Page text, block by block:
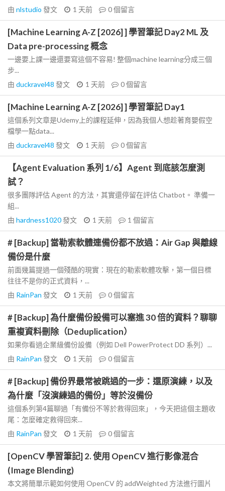
由 nlstudio 發文 1 天前 0個留言
[Machine Learning A-Z [2026] ] 學習筆記 Day2 ML 及
Data pre-processing 概念
一邊要上課一邊還要寫這個不容易! 整個machine learning分成三個
步...
由 duckravel48 發文 1 天前 0個留言
[Machine Learning A-Z [2026] ] 學習筆記 Day1
這個系列文章是Udemy上的課程延伸，因為我個人想趁著育嬰假空
檔學一點data...
由 duckravel48 發文 1 天前 0個留言
【Agent Evaluation 系列 1/6】Agent 到底該怎麼測
試？
很多團隊評估 Agent 的方法，其實還停留在評估 Chatbot。 準備一
組...
由 hardness1020發文 1 天前 1 個留言
# [Backup] 當勒索軟體連備份都不放過：Air Gap 與離線
備份是什麼
前面幾篇提過一個殘酷的現實：現在的勒索軟體攻擊，第一個目標
往往不是你的正式資料，...
由 RainPan 發文 1 天前 0個留言
# [Backup] 為什麼備份設備可以塞進 30 倍的資料？聊聊
重複資料刪除（Deduplication）
如果你看過企業級備份設備（例如 Dell PowerProtect DD 系列）...
由 RainPan 發文 1 天前 0個留言
# [Backup] 備份界最常被跳過的一步：還原演練，以及
為什麼「沒演練過的備份」等於沒備份
這個系列第4篇聊過「有備份不等於救得回來」，今天把這個主題收
尾：怎麼確定救得回來...
由 RainPan 發文 1 天前 0個留言
[OpenCV 學習筆記] 2. 使用 OpenCV 進行影像混合
(Image Blending)
本文將簡單示範如何使用 OpenCV 的 addWeighted 方法進行圖片